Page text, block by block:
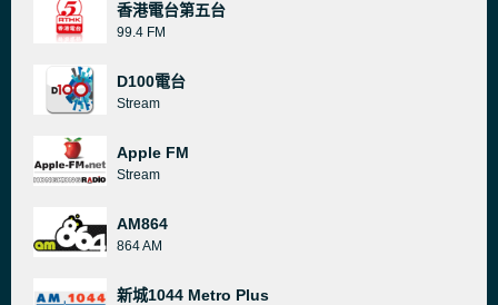
香港電台第五台
99.4 FM
D100電台
Stream
Apple FM
Stream
AM864
864 AM
新城1044 Metro Plus